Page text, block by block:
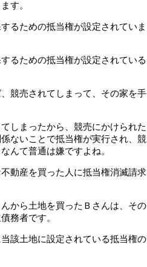
す。
るための抵当権が設定されていま
るための抵当権が設定されている
競売されてしまって、その家を手
しまったから、競売にかけられた
ないことで抵当権が実行され、競
んて普通は嫌ですよね。
動産を買った人に抵当権消滅請求
から土地を買ったＢさんは、その
務者です。
該土地に設定されている抵当権の